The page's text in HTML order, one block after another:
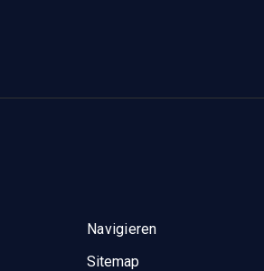
Navigieren
Sitemap